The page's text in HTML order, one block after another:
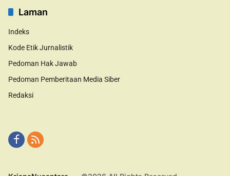
Laman
Indeks
Kode Etik Jurnalistik
Pedoman Hak Jawab
Pedoman Pemberitaan Media Siber
Redaksi